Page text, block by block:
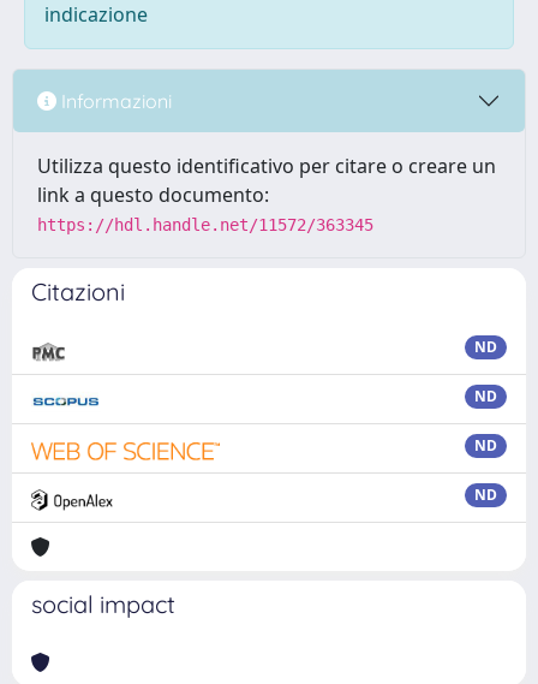
indicazione
Informazioni
Utilizza questo identificativo per citare o creare un
link a questo documento:
https://hdl.handle.net/11572/363345
Citazioni
ND
ND
ND
ND
social impact